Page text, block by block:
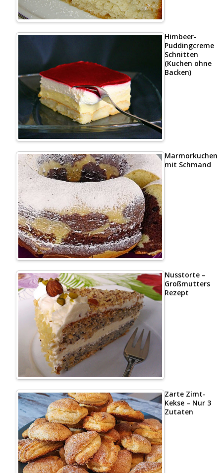
Himbeer-
Puddingcreme
Schnitten
(Kuchen ohne
Backen)
Marmorkuchen
mit Schmand
Nusstorte –
Großmutters
Rezept
Zarte Zimt-
Kekse – Nur 3
Zutaten